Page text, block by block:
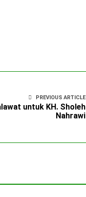
PREVIOUS ARTICLE
untuk KH. Sholeh
Nahrawi